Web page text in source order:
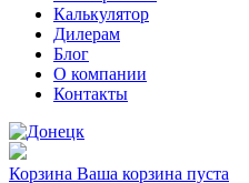
Калькулятор
Дилерам
Блог
О компании
Контакты
Корзина Ваша корзина пуста